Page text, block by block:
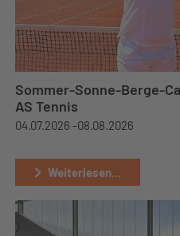
Sommer-Sonne-Berge-
AS Tennis
04.07.2026 -08.08.2026
Weiterlesen...